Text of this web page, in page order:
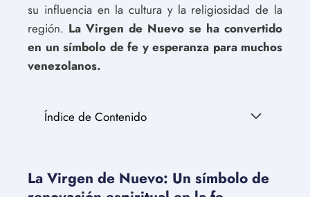
su influencia en la cultura y la religiosidad de la
región. La Virgen de Nuevo se ha convertido
en un símbolo de fe y esperanza para muchos
venezolanos.
Índice de Contenido
La Virgen de Nuevo: Un símbolo de